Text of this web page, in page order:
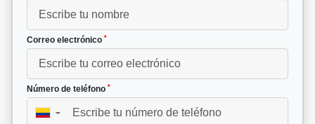
Correo electrónico *
Número de teléfono *
▼